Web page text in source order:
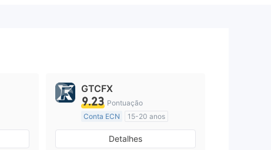
GTCFX
9.23 Pontuação
Conta ECN
15-20 anos
Reino Unido Regulamento
Market Marketing (MM)
Detalhes